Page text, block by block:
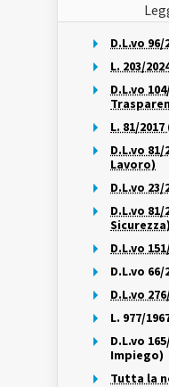
D.L.vo
L. 203/
D.L.vo
L. 81/
D.L.vo
Lavoro)
D.L.vo
D.L.vo
Sicurezza)
D.L.vo
D.L.vo
D.L.vo
L. 977/
D.L.vo
Impiego)
Tutta la